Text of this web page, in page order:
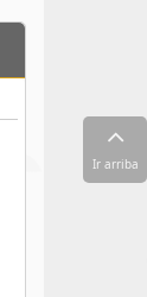
Ir arriba